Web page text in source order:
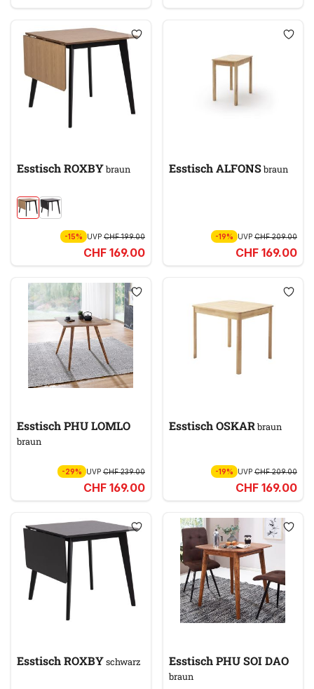
Esstisch ROXBYbraun
-15% UVP CHF 199.00
CHF 169.00
Esstisch ALFONSbraun
-19% UVPCHF 209.00
CHF 169.00
Esstisch PHU LOMLO
braun
-29% UVP CHF 239.00
CHF 169.00
Esstisch OSKARbraun
-19% UVPCHF 209.00
CHF 169.00
Esstisch ROXBYschwarz Esstisch PHU SOI DAO
braun